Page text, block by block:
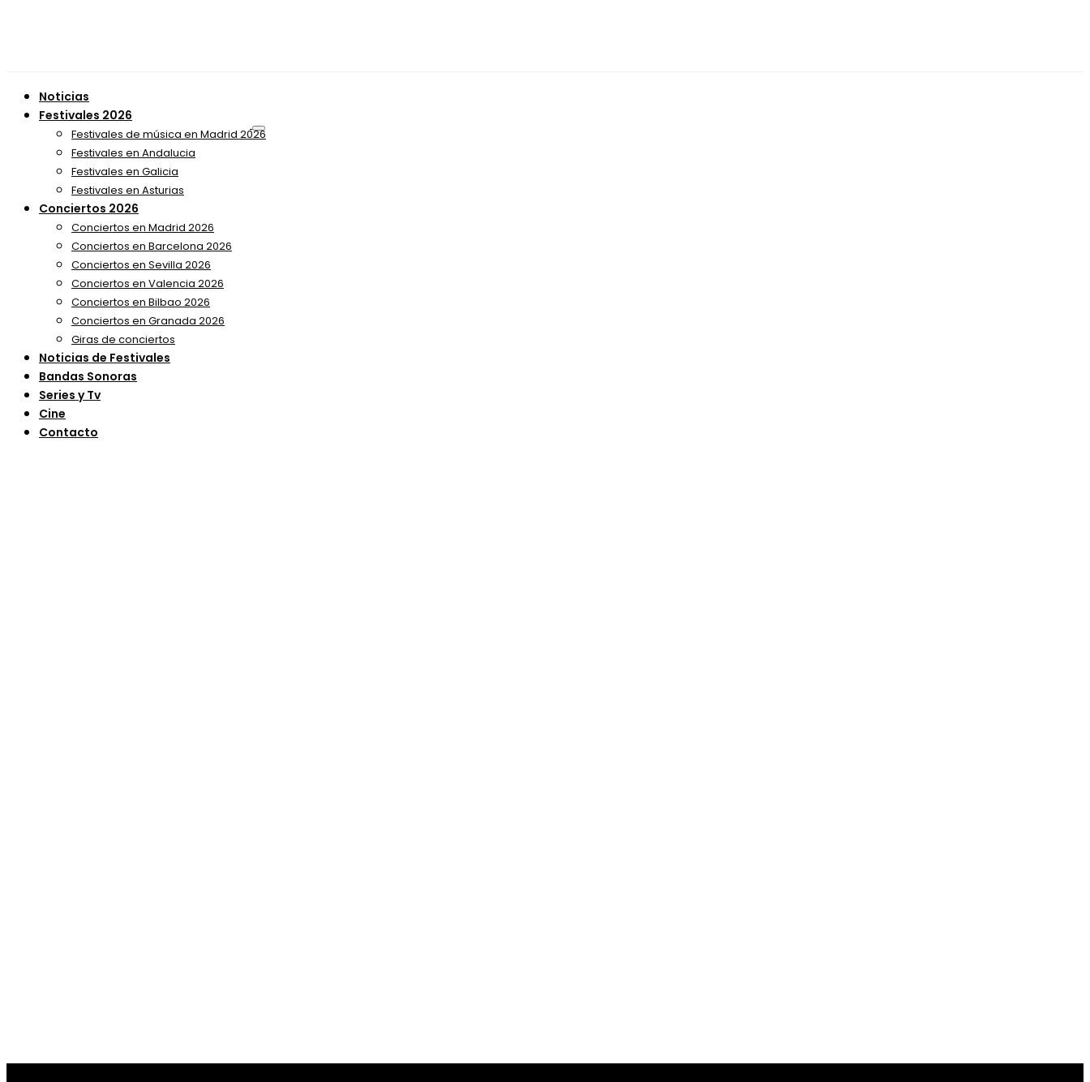
Noticias
Festivales 2026
Festivales de música en Madrid 2026
Festivales en Andalucia
Festivales en Galicia
Festivales en Asturias
Conciertos 2026
Conciertos en Madrid 2026
Conciertos en Barcelona 2026
Conciertos en Sevilla 2026
Conciertos en Valencia 2026
Conciertos en Bilbao 2026
Conciertos en Granada 2026
Giras de conciertos
Noticias de Festivales
Bandas Sonoras
Series y Tv
Cine
Contacto